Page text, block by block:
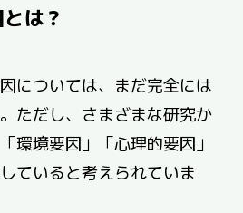
は？
については、まだ完全には
ただし、さまざまな研究か
環境要因」「心理的要因」
ていると考えられていま